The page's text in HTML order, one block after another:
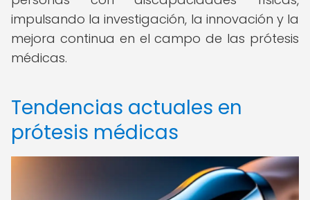
impulsando la investigación, la innovación y la
mejora continua en el campo de las prótesis
médicas.
Tendencias actuales en
prótesis médicas